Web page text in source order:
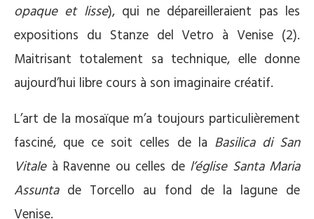
opaque et lisse), qui ne dépareilleraient pas les
expositions du Stanze del Vetro à Venise (2).
Maitrisant totalement sa technique, elle donne
aujourd’hui libre cours à son imaginaire créatif.
L’art de la mosaïque m’a toujours particulièrement
fasciné, que ce soit celles de la Basilica di San
Vitale à Ravenne ou celles de l’église Santa Maria
Assuntade Torcello au fond de la lagune de
Venise.